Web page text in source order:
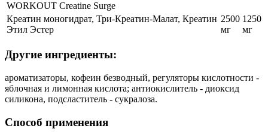
WORKOUT Creatine Surge
Креатин моногидрат, Три-Креатин-Малат, Креатин
Этил Эстер
2500
мг
1250
мг
Другие ингредиенты:
ароматизаторы, кофеин безводный, регуляторы кислотности -
яблочная и лимонная кислота; антиокислитель - диоксид
силикона, подсластитель - сукралоза.
Способ применения